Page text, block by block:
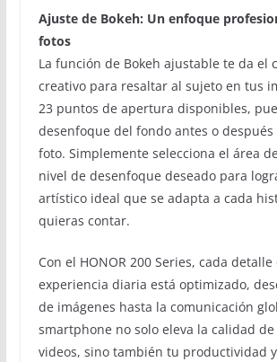
Ajuste de Bokeh: Un enfoque
fotos
La función de Bokeh ajustable te da el
creativo para resaltar al sujeto en tus
23 puntos de apertura disponibles,
desenfoque del fondo antes o
foto. Simplemente selecciona el área
nivel de desenfoque deseado para
artístico ideal que se adapta a cada
quieras contar.
Con el HONOR 200 Series, cada
experiencia diaria está optimizado,
de imágenes hasta la comunicación
smartphone no solo eleva la calidad
videos, sino también tu productividad